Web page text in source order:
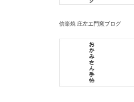
信楽焼 庄左エ門窯ブログ